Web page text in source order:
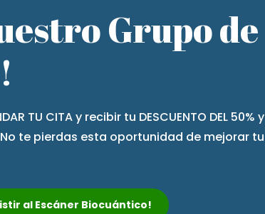
Grupo de
TU CITA y recibir tu DESCUENTO DEL 50% y
te pierdas esta oportunidad de mejorar tu
al Escáner Biocuántico!